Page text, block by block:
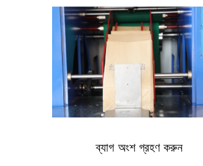
ব্যাগ অংশ গ্রহণ করুন